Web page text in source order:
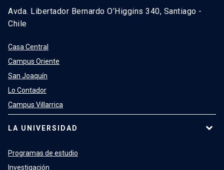
Avda. Libertador Bernardo O’Higgins 340, Santiago -
Chile
Casa Central
Campus Oriente
San Joaquín
Lo Contador
Campus Villarrica
LA UNIVERSIDAD
Programas de estudio
Investigación